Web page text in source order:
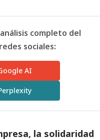
completo del
sociales:
AI
la solidaridad